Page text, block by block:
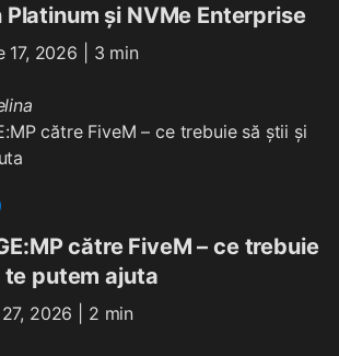
Platinum și NVMe Enterprise
17, 2026 | 3 min
către FiveM – ce trebuie
te putem ajuta
2026 | 2 min